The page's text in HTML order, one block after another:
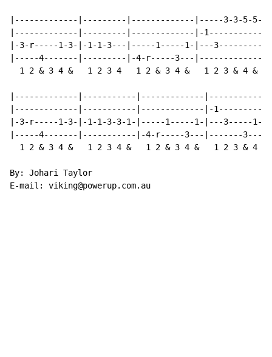
|-------------|---------|-------------|-----3-3-5-5-|
|-------------|---------|-------------|-1-----------|
|-3-r-----1-3-|-1-1-3---|-----1-----1-|---3---------|
|-----4-------|---------|-4-r-----3---|-------------|
  1 2 & 3 4 &   1 2 3 4   1 2 & 3 4 &   1 2 3 & 4 &
|-------------|-----------|-------------
|-------------|-----------|-------------|-1-----------|
|-3-r-----1-3-|-1-1-3-3-1-|-----1-----1-|---3-----1-
|-----4-------|-----------|-4-r-----3---|-------
  1 2 & 3 4 &   1 2 3 4 &   1 2 & 3 4 &   1 2 3 & 4 &
By: Johari Taylor
E-mail: viking@powerup.com.au